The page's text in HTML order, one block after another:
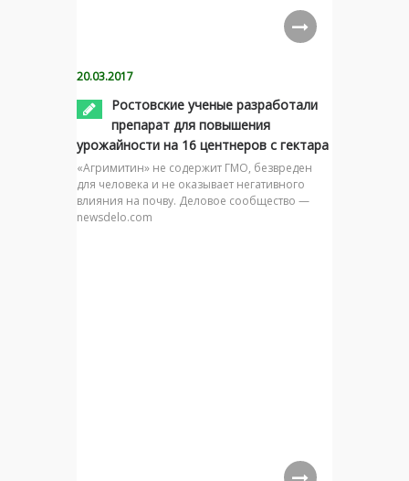
20.03.2017
Ростовские ученые разработали
препарат для повышения
урожайности на 16 центнеров с гектара
«Агримитин» не содержит ГМО, безвреден
для человека и не оказывает негативного
влияния на почву. Деловое сообщество —
newsdelo.com